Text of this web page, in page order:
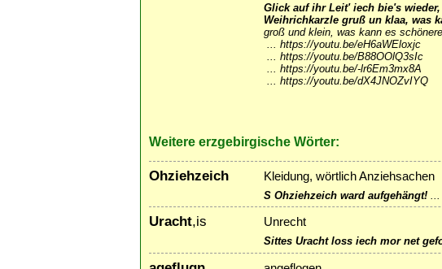
Glick auf ihr Leit' iech bie's
Weihrichkarzle gruß un klaa, was
groß und klein, was kann es
https://youtu.be/eH6aWEloxjc
https://youtu.be/B88OOlQ3sIc
https://youtu.be/-lr6Em3mx8A
https://youtu.be/dX4JNOZvIYQ
Weitere erzgebirgische Wörter:
Ohziehzeich Kleidung, wörtlich Anziehsachen
S Ohziehzeich ward aufgehängt!...
Uracht,is Unrecht
Sittes Uracht loss iech mor net